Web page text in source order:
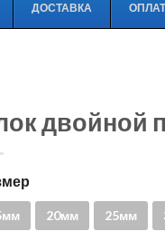
ДОСТАВКА
двойной
20мм 25мм